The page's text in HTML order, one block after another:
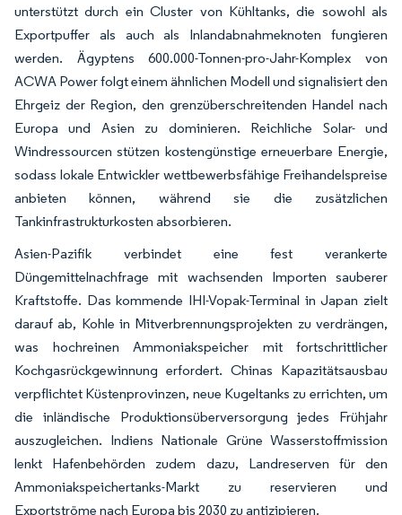
unterstützt durch ein Cluster von Kühltanks, die sowohl als
Exportpuffer als auch als Inlandabnahmeknoten fungieren
werden. Ägyptens 600.000-Tonnen-pro-Jahr-Komplex von
ACWA Power folgt einem ähnlichen Modell und signalisiert den
Ehrgeiz der Region, den grenzüberschreitenden Handel nach
Europa und Asien zu dominieren. Reichliche Solar- und
Windressourcen stützen kostengünstige erneuerbare Energie,
sodass lokale Entwickler wettbewerbsfähige Freihandelspreise
anbieten können, während sie die zusätzlichen
Tankinfrastrukturkosten absorbieren.
Asien-Pazifik verbindet eine fest verankerte
Düngemittelnachfrage mit wachsenden Importen sauberer
Kraftstoffe. Das kommende IHI-Vopak-Terminal in Japan zielt
darauf ab, Kohle in Mitverbrennungsprojekten zu verdrängen,
was hochreinen Ammoniakspeicher mit fortschrittlicher
Kochgasrückgewinnung erfordert. Chinas Kapazitätsausbau
verpflichtet Küstenprovinzen, neue Kugeltanks zu errichten, um
die inländische Produktionsüberversorgung jedes Frühjahr
auszugleichen. Indiens Nationale Grüne Wasserstoffmission
lenkt Hafenbehörden zudem dazu, Landreserven für den
Ammoniakspeichertanks-Markt zu reservieren und
Exportströme nach Europa bis 2030 zu antizipieren.